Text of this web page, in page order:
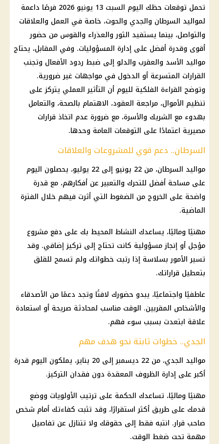
تحمل توقعات حظك اليوم السبت 13 يونيو 2026 فرصًا داعمة
لمواليد السرطان والجدي والحوت، خاصة في العمل والعلاقات
والتواصل، بينما يستفيد الثور والعذراء والقوس من حضور
أقوى وقدرة أفضل على إدارة المسؤوليات. وفي المقابل، يحتاج
مواليد الأسد والعقرب والدلو إلى ضبط ردود الأفعال وتجنب
القرارات المتسرعة أو الدخول في مواجهات غير ضرورية.
وتوضح القراءة الفلكية لليوم أن التأثير العملي يتركز على
تنظيم الأموال، مراجعة العقود، الاهتمام بالصحة، والتعامل
بهدوء مع الشريك والأسرة، مع ضرورة عدم اتخاذ قرارات
مصيرية اعتمادًا على التوقعات العامة وحدها.
السرطان.. دعم قوي للمشروعات والعلاقات
مواليد السرطان، من 22 يونيو إلى 22 يوليو، يحصلون اليوم
على مساحة أفضل للتحرك والتعبير عن أفكارهم، مع قدرة
واضحة على الخروج من الضغوط التي أثرت فيهم خلال الفترة
الماضية.
مهنيًا وماليًا، يساعدك النشاط المحيط بك على دفع مشروع
مؤجل أو إنجاز مسؤولية كانت تحتاج إلى تركيز إضافي. وقد
تسير الأمور بسلاسة إذا رتبت خطواتك ولم تسمح للقلق
بتعطيل قراراتك.
عاطفيًا واجتماعيًا، يبدو حضورك لافتًا وتجد دعمًا من الأصدقاء
والأشخاص المقربين. الوقت مناسب لمحادثة صريحة أو استعادة
علاقة ابتعدت بسبب سوء فهم.
الجدي.. خطوات ثابتة نحو هدف مهم
مواليد الجدي، من 22 ديسمبر إلى 20 يناير، يملكون اليوم قدرة
أكبر على إدارة الظروف المعقدة دون فقدان التركيز.
مهنيًا وماليًا، تساعدك الحكمة على ترتيب الأولويات ووضع
قدمك على طريق أكثر استقرارًا، وقد تثبت كفاءتك أمام شخص
صاحب قرار. انتبه فقط إلى حقوقك ولا تتنازل عن تفاصيل
مهمة تحت ضغط الوقت.